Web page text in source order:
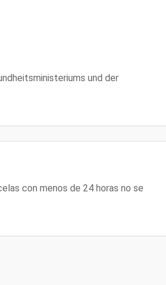
und der
con menos de 24 horas no se